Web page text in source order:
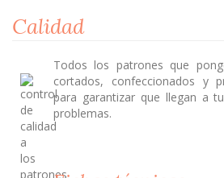
Calidad
Todos los patrones que
cortados, confeccionados y
para garantizar que llegan a
problemas.